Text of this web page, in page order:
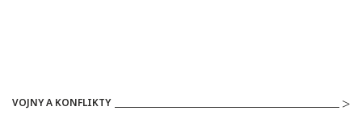
VOJNY A KONFLIKTY